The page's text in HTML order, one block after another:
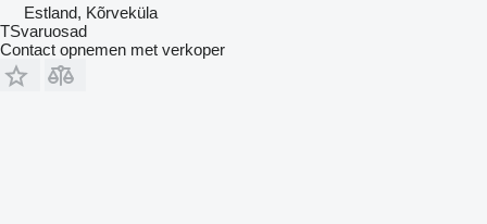
Estland, Kõrveküla
TSvaruosad
Contact opnemen met verkoper